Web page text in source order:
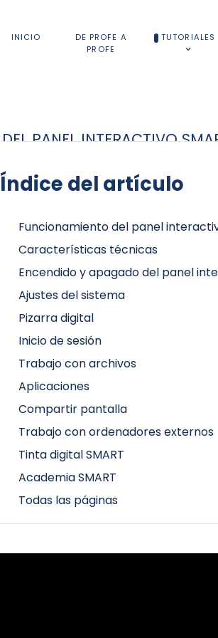
INICIO
DE PROFE A
PROFE
TUTORIALES
PANEL INTERACTIVO
Índice del artículo
Funcionamiento del panel
Características técnicas
Encendido y apagado del panel
Ajustes del sistema
Pizarra digital
Inicio de sesión
Trabajo con archivos
Aplicaciones
Compartir pantalla
Trabajo con ordenadores externos
Tinta digital SMART
Academia SMART
Todas las páginas